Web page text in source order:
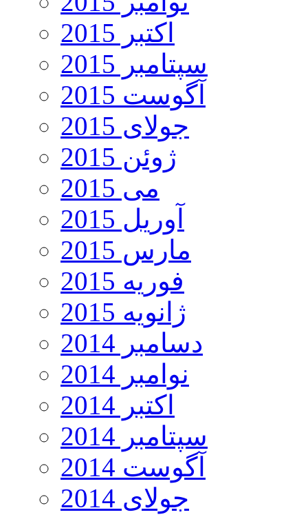
اکتبر 2015
سپتامبر 2015
آگوست 2015
جولای 2015
ژوئن 2015
می 2015
آوریل 2015
مارس 2015
فوریه 2015
ژانویه 2015
دسامبر 2014
نوامبر 2014
اکتبر 2014
سپتامبر 2014
آگوست 2014
جولای 2014